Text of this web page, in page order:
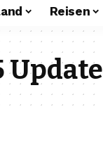
Reisen
Update